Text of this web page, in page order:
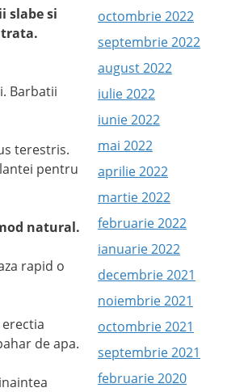
slabe si
Barbatii
terestris.
pentru
natural.
rapid o
de apa.
octombrie 2022
septembrie 2022
august 2022
iulie 2022
iunie 2022
mai 2022
aprilie 2022
martie 2022
februarie 2022
ianuarie 2022
decembrie 2021
noiembrie 2021
octombrie 2021
septembrie 2021
februarie 2020